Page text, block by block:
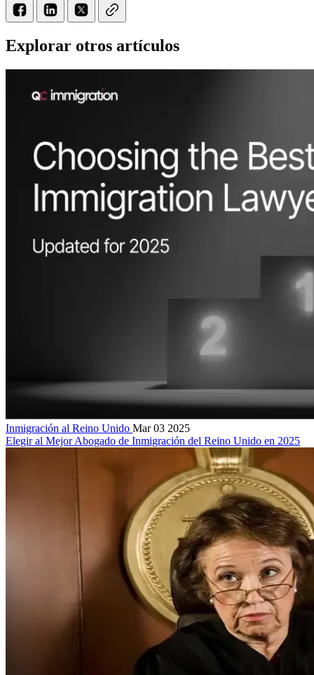
Explorar otros artículos
Inmigración al Reino Unido Mar 03 2025
Elegir al Mejor Abogado de Inmigración del Reino Unido en 2025